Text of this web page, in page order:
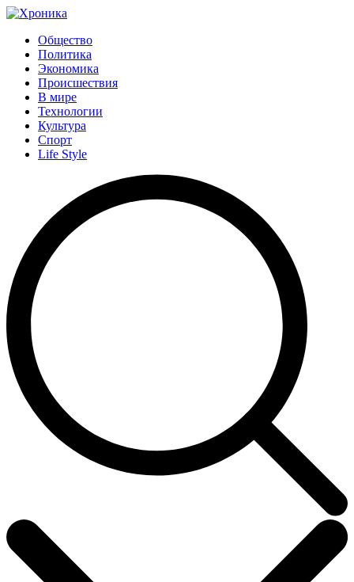
Общество
Политика
Экономика
Происшествия
В мире
Технологии
Культура
Спорт
Life Style